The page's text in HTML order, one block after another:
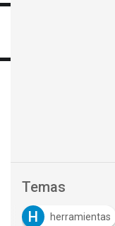
Temas
H herramientas